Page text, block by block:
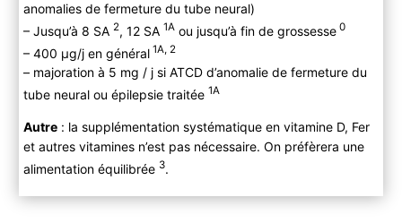
anomalies de fermeture du tube neural)
– Jusqu’à 8 SA 2, 12 SA 1Aou jusqu’à fin de grossesse 0
– 400 µg/j en général1A, 2
– majoration à 5 mg / j si ATCD d’anomalie de fermeture du
tube neural ou épilepsie traitée 1A
Autre: la supplémentation systématique en vitamine D, Fer
et autres vitamines n’est pas nécessaire. On préfèrera une
alimentation équilibrée 3.